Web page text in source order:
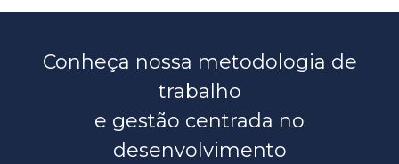
Conheça nossa metodologia de
trabalho
e gestão centrada no
desenvolvimento